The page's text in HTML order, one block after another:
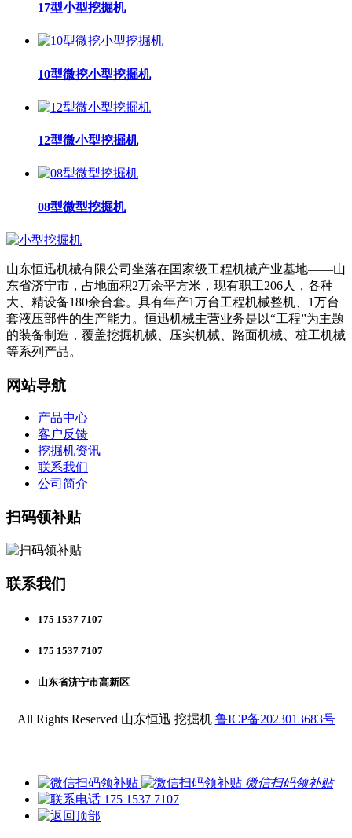
17型小型挖掘机
10型微挖小型挖掘机
12型微小型挖掘机
08型微型挖掘机
山东恒迅机械有限公司坐落在国家级工程机械产业基地——山
东省济宁市，占地面积2万余平方米，现有职工206人，各种
大、精设备180余台套。具有年产1万台工程机械整机、1万台
套液压部件的生产能力。恒迅机械主营业务是以“工程”为主题
的装备制造，覆盖挖掘机械、压实机械、路面机械、桩工机械
等系列产品。
网站导航
产品中心
客户反馈
挖掘机资讯
联系我们
公司简介
扫码领补贴
联系我们
175 1537 7107
175 1537 7107
山东省济宁市高新区
All Rights Reserved 山东恒迅 挖掘机 鲁ICP备2023013683号
微信扫码领补贴
175 1537 7107